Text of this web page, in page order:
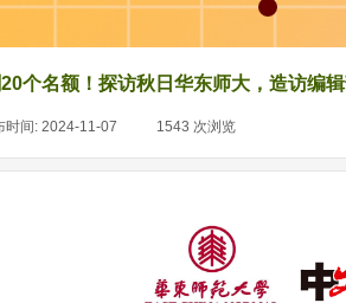
个名额！探访秋日华东师大，造访编
时间: 2024-11-07 1543 次浏览